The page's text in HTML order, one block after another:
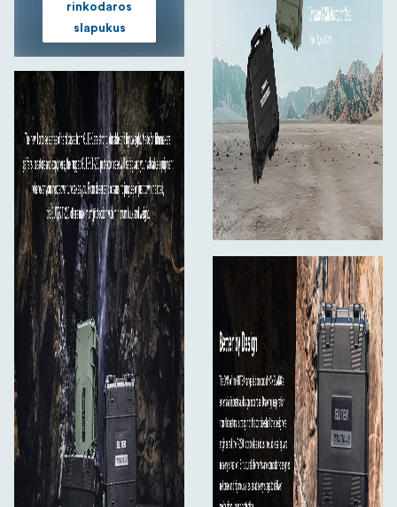
Nepriklausomai nuo to, ar fotografuojate filmavimo
aikštelėje, keliaujate tarp darbų, ar saugote subtilią
įrangą, juodos spalvos T-230 suteikia patikimą, nešiojamą
apsaugą. Dėl sukraunamos konstrukcijos ir ergonomiškos,
guma dengtos rankenos jis pasiruošęs dirbti visur, kur jus
nuves darbas.
Pagrindinės savybės:
Išoriniai matmenys: 45 × 37,5 × 19,6 cm
Vidiniai matmenys: 41.7 × 32 × 17.9 cm (23 l)
Atsparus vandeniui ir dulkėms (IP67)
Atsparus liepsnai ir temperatūrai (nuo -50 °C iki +80
°C)
Sustiprinta konstrukcija, sukraunama konstrukcija ir
oro linijų lėktuvams pritaikytas slėgio vožtuvas
rinkodaros
slapukus